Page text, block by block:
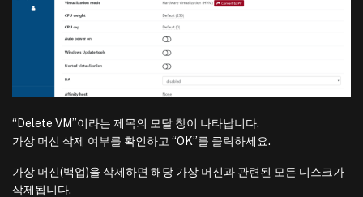
“Delete VM”이라는 제목의 모달 창이 나타납니다.
가상 머신 삭제 여부를 확인하고 “OK”를 클릭하세요.
가상 머신(백업)을 삭제하면 해당 가상 머신과 관련된 모든 디스크가
삭제됩니다.